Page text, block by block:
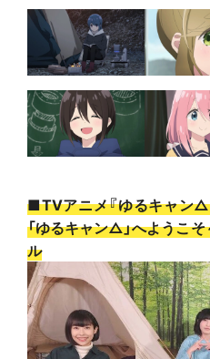
■TVアニメ『ゆるキャン△
「ゆるキャン△」へようこ
ル